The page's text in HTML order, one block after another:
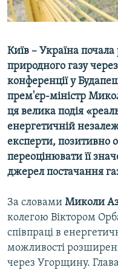
УКР
КТАТ
ДОЛУЧАЙСЯ!
Усі сайти RFE/RL
Київ – Україна почала
природного газу
конференції у
прем'єр-міністр
ця велика подія
енергетичній
експерти, позитивно
переоцінювати її
джерел постачання
За словами Миколи
колегою Віктором
співпраці в
можливості
через Угорщину.